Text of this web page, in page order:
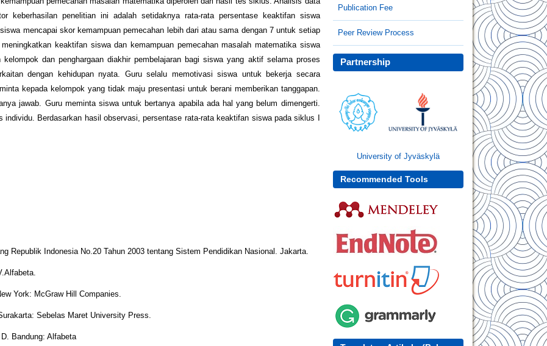
Publication Fee
Peer Review Process
Partnership
University of Jyväskylä
Recommended Tools
keberhasilan penelitian ini adalah setidaknya rata-rata persentase keaktifan siswa
mencapai skor kemampuan pemecahan lebih dari atau sama dengan 7 untuk setiap
keaktifan siswa dan kemampuan pemecahan masalah matematika siswa
dan penghargaan diakhir pembelajaran bagi siswa yang aktif selama proses
dengan kehidupan nyata. Guru selalu memotivasi siswa untuk bekerja secara
kepada kelompok yang tidak maju presentasi untuk berani memberikan tanggapan.
jawab. Guru meminta siswa untuk bertanya apabila ada hal yang belum dimengerti.
individu. Berdasarkan hasil observasi, persentase rata-rata keaktifan siswa pada siklus I
Republik Indonesia No.20 Tahun 2003 tentang Sistem Pendidikan Nasional. Jakarta.
York: McGraw Hill Companies.
Sebelas Maret University Press.
Bandung: Alfabeta